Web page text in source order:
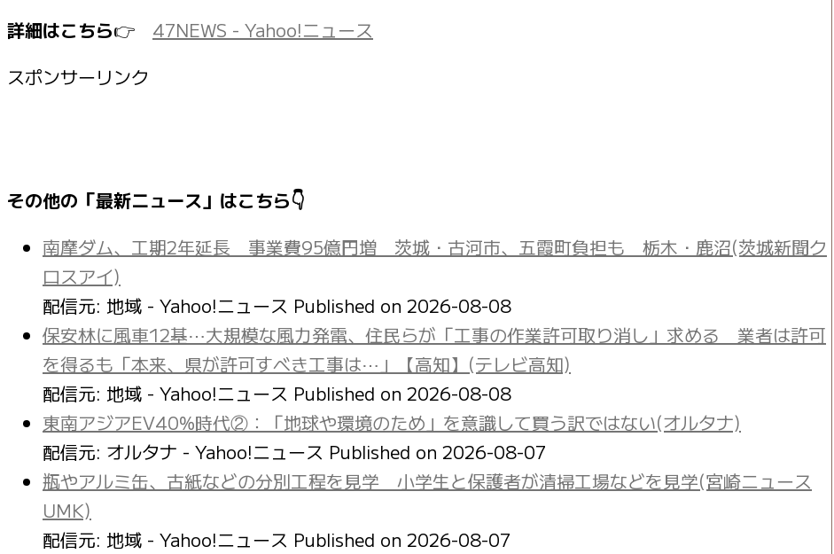
詳細はこちら👉 47NEWS - Yahoo!ニュース
スポンサーリンク
その他の「最新ニュース」はこちら👇
南摩ダム、工期2年延長 事業費95億円増 茨城・古河市、五霞町負担も 栃木・鹿沼(茨城新聞ク
ロスアイ)
配信元: 地域 - Yahoo!ニュース Published on 2026-08-08
保安林に風車12基⋯大規模な風力発電、住民らが「工事の作業許可取り消し」求める 業者は許可
を得るも「本来、県が許可すべき工事は⋯」【高知】(テレビ高知)
配信元: 地域 - Yahoo!ニュース Published on 2026-08-08
東南アジアEV40%時代②：「地球や環境のため」を意識して買う訳ではない(オルタナ)
配信元: オルタナ - Yahoo!ニュース Published on 2026-08-07
瓶やアルミ缶、古紙などの分別工程を見学 小学生と保護者が清掃工場などを見学(宮崎ニュース
UMK)
配信元: 地域 - Yahoo!ニュース Published on 2026-08-07